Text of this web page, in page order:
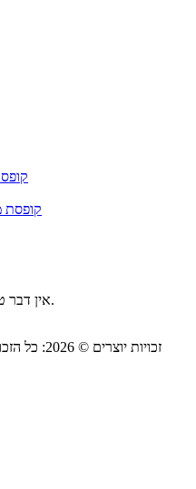
קופסת
אין דבר טוב יותר מלראות את התוצאה הסופית.
זכויות יוצרים © 2026: כל הזכויות שמורות. מוצרים חמים, מפת אתר